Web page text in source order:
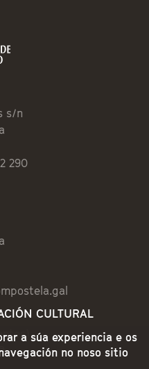
s/n
290
CULTURAL
a súa experiencia e os
no noso sitio